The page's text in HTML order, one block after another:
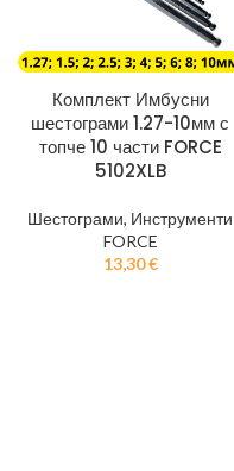
Комплект Имбусни
шестограми 1.27-10мм с
топче 10 части FORCE
5102XLB
Шестограми, Инструменти
FORCE
13,30€